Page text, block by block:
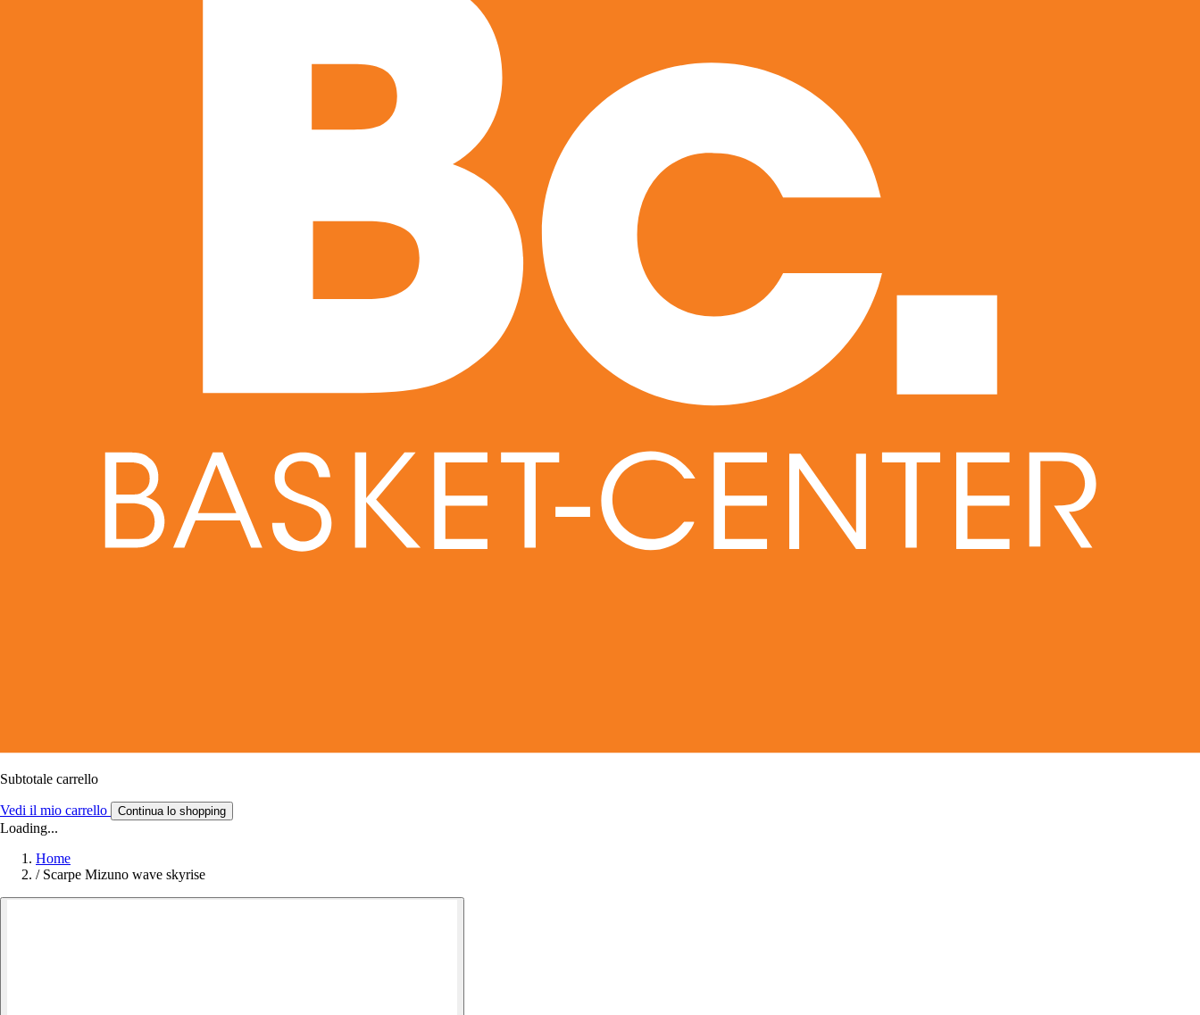
Subtotale carrello
Vedi il mio carrello Continua lo shopping
Loading...
Home
/ Scarpe Mizuno wave skyrise